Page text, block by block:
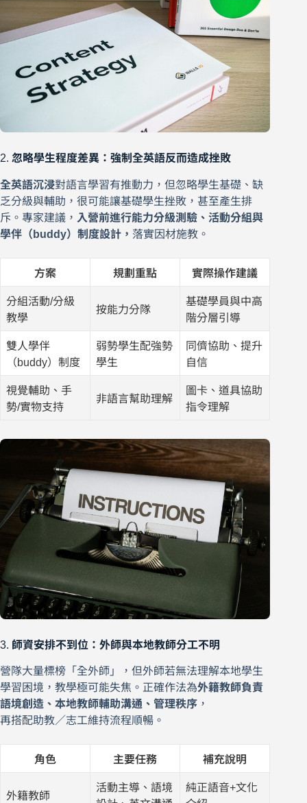
2. 忽略學生程度差異：強制全英語反而造成挫敗
全英語沉浸對語言學習有推動力，但忽略學生基礎、缺
乏分級與輔助，很可能讓基礎學生挫敗，甚至產生排
斥。專家建議， 入營前進行能力分級測驗、活動分組與
學伴（buddy）制度設計， 落實因材施教。
方案 規劃重點 實際操作建議
分組活動/分級
教學
按能力分隊
基礎學員與中高
階分層引導
雙人學伴
（buddy）制度
弱勢學生配強勢
學生
同儕協助、提升
自信
視覺輔助、手
勢/實物支持
非語言幫助理解
圖卡、道具協助
指令理解
3. 師資安排不到位：外師與本地教師分工不明
營隊大量標榜「全外師」，但外師若無法理解本地學生
學習困境，教學極可能失焦。正確作法為外籍教師負責
語境創造、本地教師輔助溝通、管理秩序 ，
再搭配助教／志工維持流程順暢。
角色 主要任務 補充說明
外籍教師
活動主導、語境
純正語音+文化